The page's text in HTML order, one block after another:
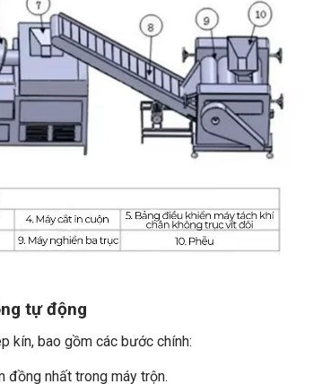
tự động
kín, bao gồm các bước chính:
đồng nhất trong máy trộn.